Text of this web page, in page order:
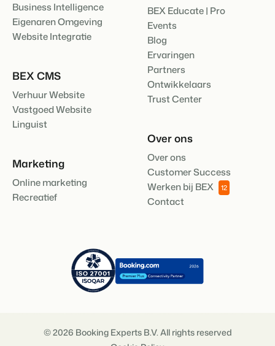
Business Intelligence
Eigenaren Omgeving
Website Integratie
BEX CMS
Verhuur Website
Vastgoed Website
Linguist
Marketing
Online marketing
Recreatief
BEX Educate | Pro
Events
Blog
Ervaringen
Partners
Ontwikkelaars
Trust Center
Over ons
Over ons
Customer Success
Werken bij BEX
12
Contact
© 2026 Booking Experts B.V. All rights reserved